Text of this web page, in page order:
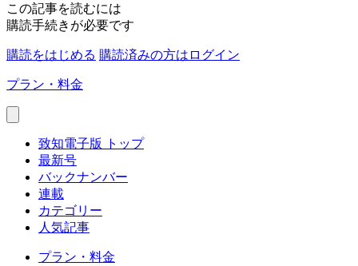
この記事を読むには
購読手続きが必要です
購読をはじめる 購読済みの方はログイン
プラン・料金
致知電子版 トップ
最新号
バックナンバー
連載
カテゴリー
人気記事
プラン・料金